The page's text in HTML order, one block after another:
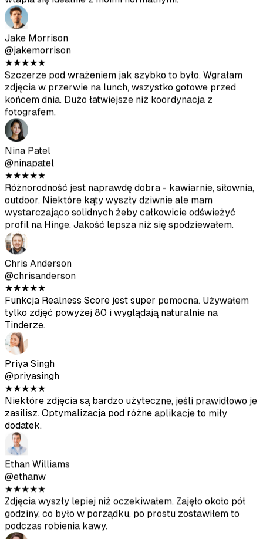
Hannah Lee
@hannahlee
★★★
Dostałem dużo więcej matchów po aktualizacji profilu.
Przeszedłem z może 5 polubień tygodniowo do ponad 20.
Kilka zdjęć wygląda trochę zbyt idealnie, ale większość
wtapia się idealnie z moimi normalnymi.
Jake Morrison
@jakemorrison
★★★
Szczerze pod wrażeniem jak szybko to było. Wgrałam
zdjęcia w przerwie na lunch, wszystko gotowe przed
końcem dnia. Dużo łatwiejsze niż koordynacja z
fotografem.
Nina Patel
@ninapatel
★★★
Różnorodność jest naprawdę dobra - kawiarnie, siłownia,
outdoor. Niektóre kąty wyszły dziwnie ale mam
wystarczająco solidnych żeby całkowicie odświeżyć
profil na Hinge. Jakość lepsza niż się spodziewałem.
Chris Anderson
@chrisanderson
★★★ ★★
Funkcja Realness Score jest super pomocna. Używałem
tylko zdjęć powyżej 80 i wyglądają naturalnie na
Tinderze.
Priya Singh
@priyasingh
★★★★★
Niektóre zdjęcia są bardzo użyteczne, jeśli prawidłowo je
zasilisz. Optymalizacja pod różne aplikacje to miły
dodatek.